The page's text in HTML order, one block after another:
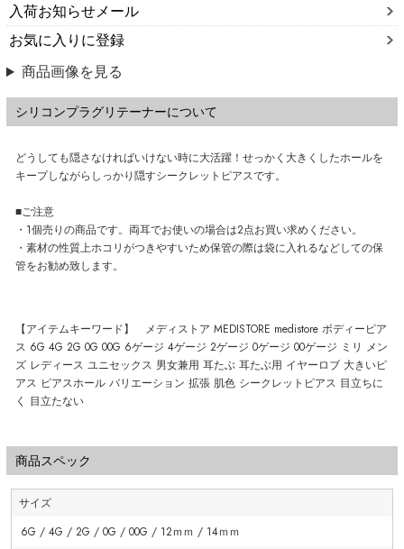
入荷お知らせメール
お気に入りに登録
商品画像を見る
シリコンプラグリテーナーについて
どうしても隠さなければいけない時に大活躍！せっかく大きくしたホールを
キープしながらしっかり隠すシークレットピアスです。
■ご注意
・1個売りの商品です。両耳でお使いの場合は2点お買い求めください。
・素材の性質上ホコリがつきやすいため保管の際は袋に入れるなどしての保
管をお勧め致します。
【アイテムキーワード】 メディストア MEDISTORE medistore ボディーピア
ス 6G 4G 2G 0G 00G 6ゲージ 4ゲージ 2ゲージ 0ゲージ 00ゲージ ミリ メン
ズ レディース ユニセックス 男女兼用 耳たぶ 耳たぶ用 イヤーロブ 大きいピ
アス ピアスホール バリエーション 拡張 肌色 シークレットピアス 目立ちに
く 目立たない
商品スペック
サイズ
6G / 4G / 2G / 0G / 00G / 12ｍｍ / 14ｍｍ